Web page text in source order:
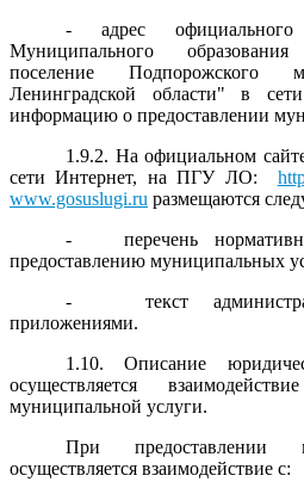
- адрес официального
Муниципального
поселение Подпорожского
Ленинградской области" в
информацию о предоставлении
1.9.2. На официальном
сети Интернет, на ПГУ ЛО:
www.gosuslugi.ru размещаются
- перечень
предоставлению муниципальных
- текст
приложениями.
1.10. Описание
осуществляется
муниципальной услуги.
При предоставлении
осуществляется взаимодействие с: